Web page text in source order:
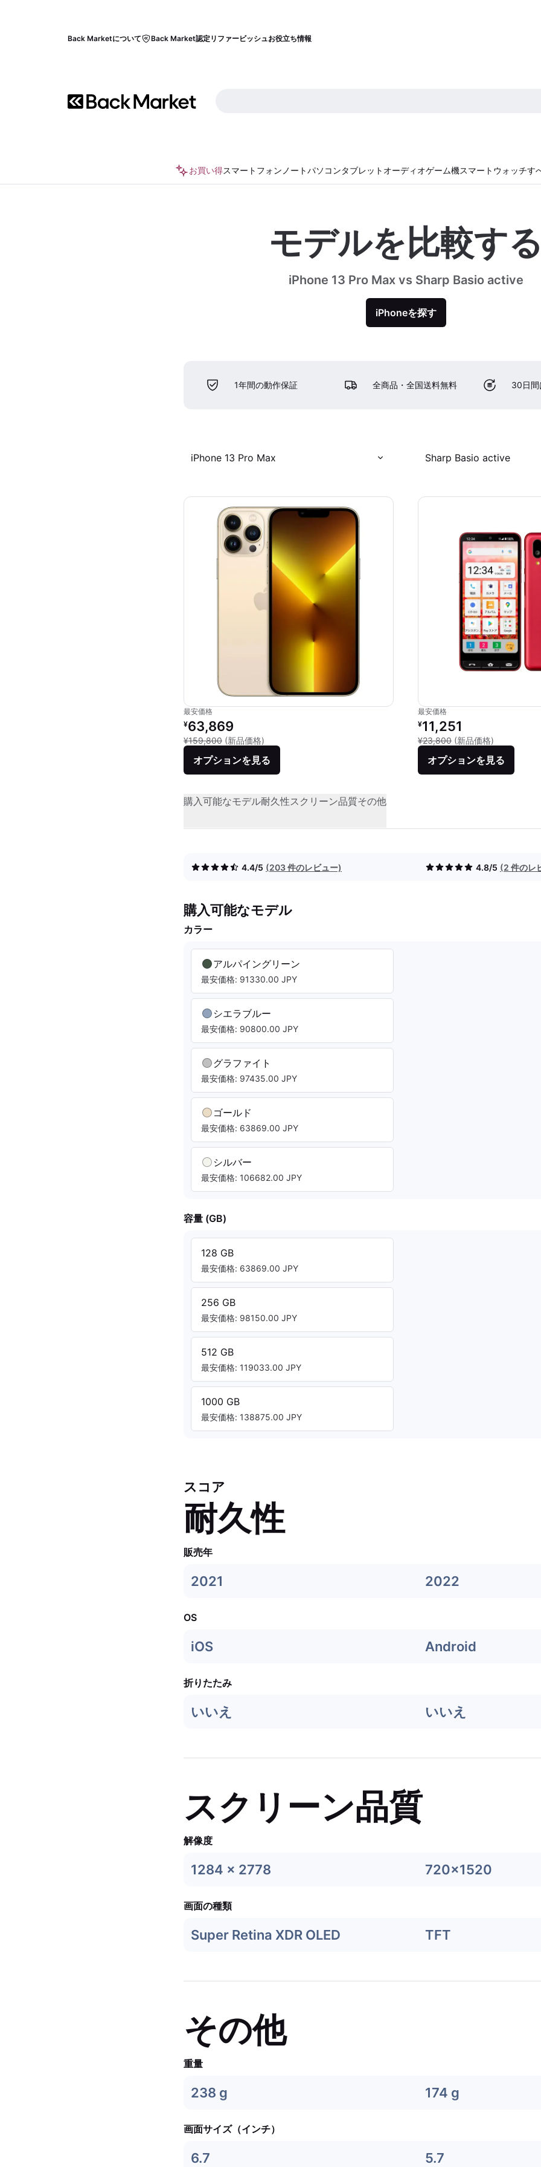
Back Marketについて Back Market認定リファービッシュお役立ち情報
お買い得スマートフォン ノートパソコンタブレット オーディオゲーム機スマートウォッチす
モデルを比較す
iPhone 13 Pro Max vs Sharp Basio active
iPhoneを探す
1年間の動作保証 全商品・全国送料無料 30日間
iPhone 13 Pro Max Sharp Basio active
最安価格
リファービッシュ品の価格：
¥63,869
¥159,800 (新品価格)
オプションを見る
最安価格
リファービッシュ品の価格：
¥11,251
¥23,800 (新品価格)
オプションを見る
購入可能なモデル耐久性スクリーン品質その他
4.4/5 (203 件のレビュー) 4.8/5 (2 件のレ
購入可能なモデル
カラー
アルパイングリーン
最安価格: 91330.00 JPY
シエラブルー
最安価格: 90800.00 JPY
グラファイト
最安価格: 97435.00 JPY
ゴールド
最安価格: 63869.00 JPY
シルバー
最安価格: 106682.00 JPY
容量 (GB)
128 GB
最安価格: 63869.00 JPY
256 GB
最安価格: 98150.00 JPY
512 GB
最安価格: 119033.00 JPY
1000 GB
最安価格: 138875.00 JPY
スコア
耐久性
販売年
2021 2022
OS
iOS Android
折りたたみ
いいえ いいえ
スクリーン品質
解像度
1284 x 2778 720x1520
画面の種類
Super Retina XDR OLED TFT
その他
重量
238 g 174 g
画面サイズ（インチ）
6.7 5.7